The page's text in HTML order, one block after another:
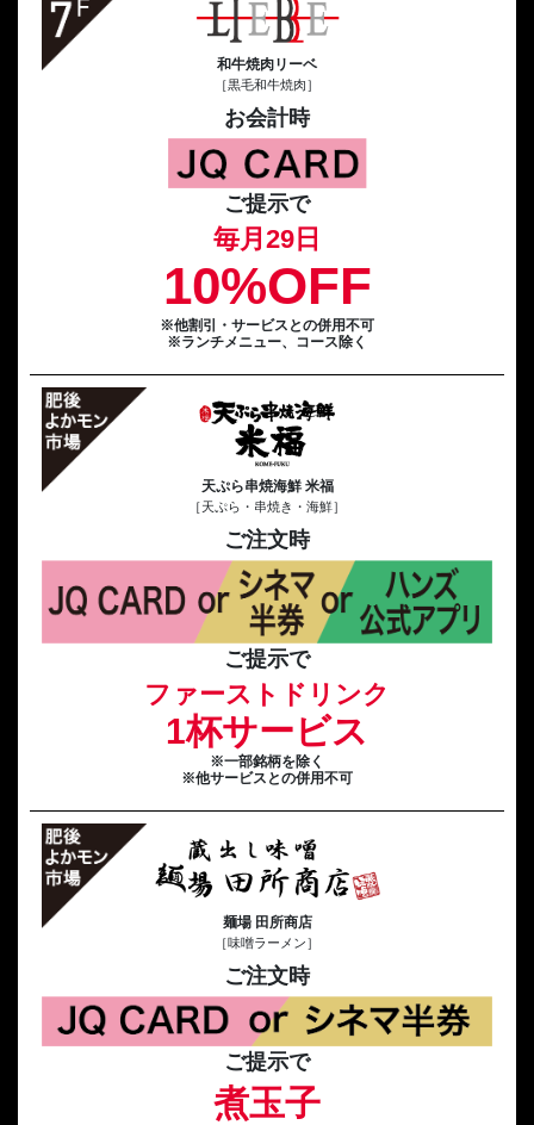
和牛焼肉リーベ
［黒毛和牛焼肉］
お会計時
ご提示で
毎月29日
10%OFF
※他割引・サービスとの併用不可
※ランチメニュー、コース除く
天ぷら串焼海鮮 米福
［天ぷら・串焼き・海鮮］
ご注文時
ご提示で
ファーストドリンク
1杯サービス
※一部銘柄を除く
※他サービスとの併用不可
麺場 田所商店
［味噌ラーメン］
ご注文時
ご提示で
煮玉子